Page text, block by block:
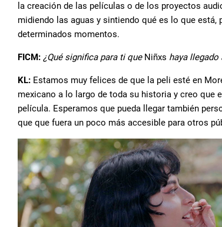
la creación de las películas o de los proyectos
midiendo las aguas y sintiendo qué es lo que
determinados momentos.
FICM: ¿Qué significa para ti que Niñxs haya
KL: Estamos muy felices de que la peli esté en
mexicano a lo largo de toda su historia y creo que
película. Esperamos que pueda llegar también
que que fuera un poco más accesible para otros